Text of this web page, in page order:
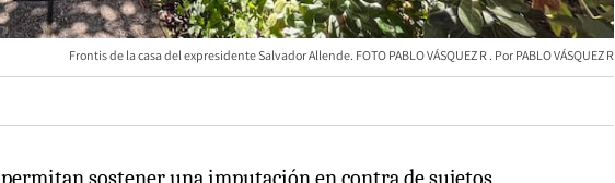
Frontis de la casa del expresidente Salvador Allende. FOTO PABLO VÁSQUEZ R PABLO VÁSQUEZ R
sostener una imputación en contra de sujetos